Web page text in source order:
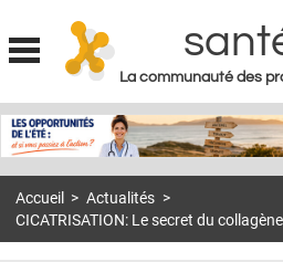
Jump to
La communauté des
MON COMPTE
S'ABONNER À LA REVUE SOIN À DOMICILE
Accueil > Actualités >
CICATRISATION: Le secret du